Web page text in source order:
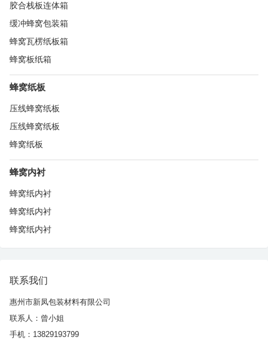
胶合栈板连体箱
缓冲蜂窝包装箱
蜂窝瓦楞纸板箱
蜂窝板纸箱
蜂窝纸板
压线蜂窝纸板
压线蜂窝纸板
蜂窝纸板
蜂窝内衬
蜂窝纸内衬
蜂窝纸内衬
蜂窝纸内衬
联系我们
惠州市新凤包装材料有限公司
联系人：曾小姐
手机：13829193799